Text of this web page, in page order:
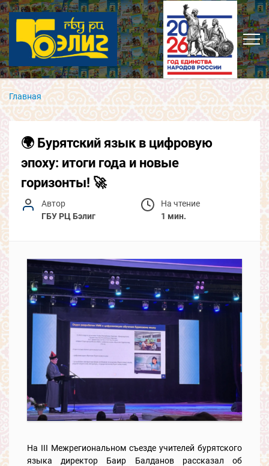
Главная
🌍 Бурятский язык в цифровую
эпоху: итоги года и новые
горизонты! 🚀
Автор
ГБУ РЦ Бэлиг
На чтение
1 мин.
На III Межрегиональном съезде учителей бурятского
языка директор Баир Балданов рассказал об